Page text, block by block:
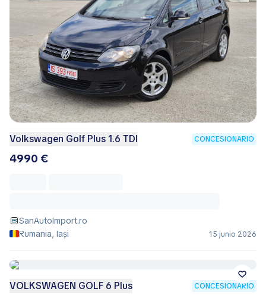
Volkswagen Golf Plus 1.6 TDI CONCESIONARIO
4990 €
SanAutoImport.ro
Rumania, Iași
15 junio 2026
VOLKSWAGEN GOLF 6 Plus CONCESIONARIO